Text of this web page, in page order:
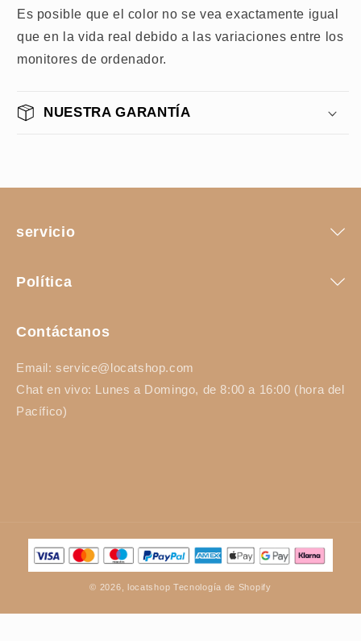
Es posible que el color no se vea exactamente igual
que en la vida real debido a las variaciones entre los
monitores de ordenador.
NUESTRA GARANTÍA
servicio
Política
Contáctanos
Email: service@locatshop.com
Chat en vivo: Lunes a Domingo, de 8:00 a 16:00 (hora del
Pacífico)
Formas
de
© 2026, locatshop Tecnología de Shopify